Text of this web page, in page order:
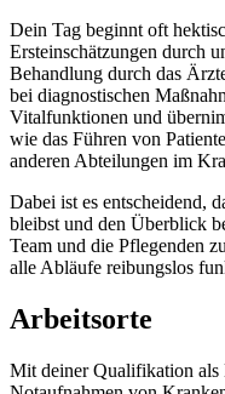
Dein Tag beginnt oft
Ersteinschätzungen durch
Behandlung durch das
bei diagnostischen
Vitalfunktionen und
wie das Führen von
anderen Abteilungen im
Dabei ist es entscheidend,
bleibst und den Überblick
Team und die Pflegenden
alle Abläufe reibungslos
Arbeitsorte
Mit deiner Qualifikation als